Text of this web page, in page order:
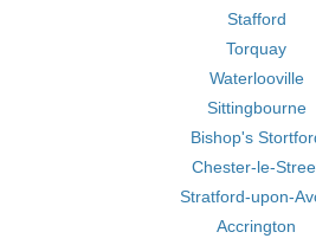
Stafford
Torquay
Waterlooville
Sittingbourne
Bishop's
Chester-le-
Stratford-upon-
Accrington